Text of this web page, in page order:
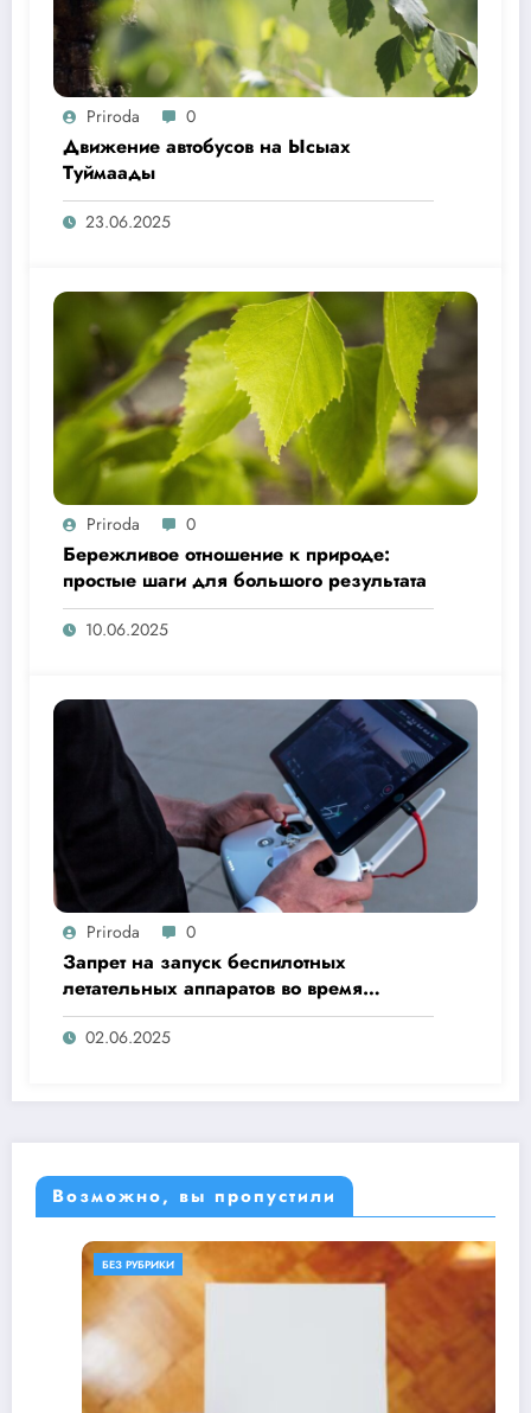
Priroda 0
Движение автобусов на Ысыах
Туймаады
23.06.2025
Priroda 0
Бережливое отношение к природе:
простые шаги для большого результата
10.06.2025
Priroda 0
Запрет на запуск беспилотных
летательных аппаратов во время
«Ысыах Туймаады-2025»
02.06.2025
Возможно, вы пропустили
БЕЗ РУБРИКИ